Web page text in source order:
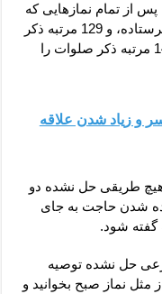
از تمام نمازهایی که
به جا می آورید 14 مرتبه ذکر صلوات را فرستاده، و 129 مرتبه ذکر
“یا االه به حق یا لطیف” و سپس دوباره 14 مرتبه ذکر صلوات را
و زیاد شدن علاقه
طریقی حل نشده دو
شدن حاجت به جای
گفته شود.
حل نشده توصیه
نماز صبح بخوانید و